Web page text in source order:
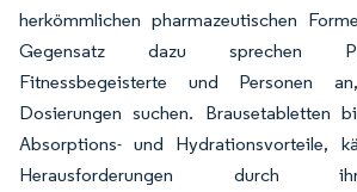
herkömmlichen pharmazeutischen
Gegensatz dazu sprechen
Fitnessbegeisterte und Personen
Dosierungen suchen. Brausetabletten
Absorptions- und Hydrationsvorteile,
Herausforderungen durch